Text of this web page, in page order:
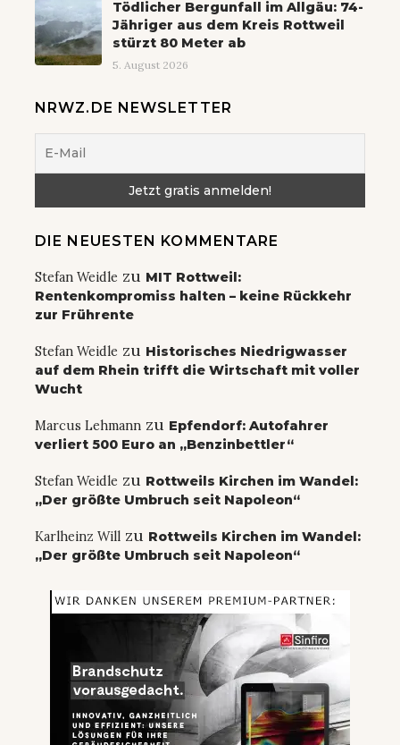
Tödlicher Bergunfall im Allgäu: 74-
Jähriger aus dem Kreis Rottweil
stürzt 80 Meter ab
5. August 2026
NRWZ.DE NEWSLETTER
DIE NEUESTEN KOMMENTARE
Stefan Weidle zu MIT Rottweil:
Rentenkompromiss halten – keine Rückkehr
zur Frührente
Stefan Weidle zu Historisches Niedrigwasser
auf dem Rhein trifft die Wirtschaft mit voller
Wucht
Marcus Lehmann zu Epfendorf: Autofahrer
verliert 500 Euro an „Benzinbettler“
Stefan Weidle zu Rottweils Kirchen im Wandel:
„Der größte Umbruch seit Napoleon“
Karlheinz Will zu Rottweils Kirchen im Wandel:
„Der größte Umbruch seit Napoleon“